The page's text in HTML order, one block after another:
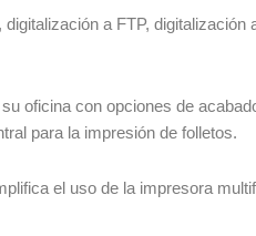
a FTP, digitalización
oficina con opciones de
para la impresión de folletos.
el uso de la impresora